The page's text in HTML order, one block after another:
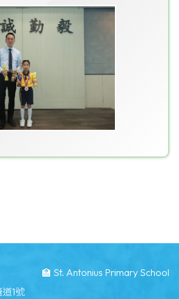
🏫 St. Antonius Primary School
1號